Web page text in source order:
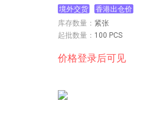
境外交货
香港出仓价
库存数量： 紧张
起批数量： 100 PCS
价格登录后可见